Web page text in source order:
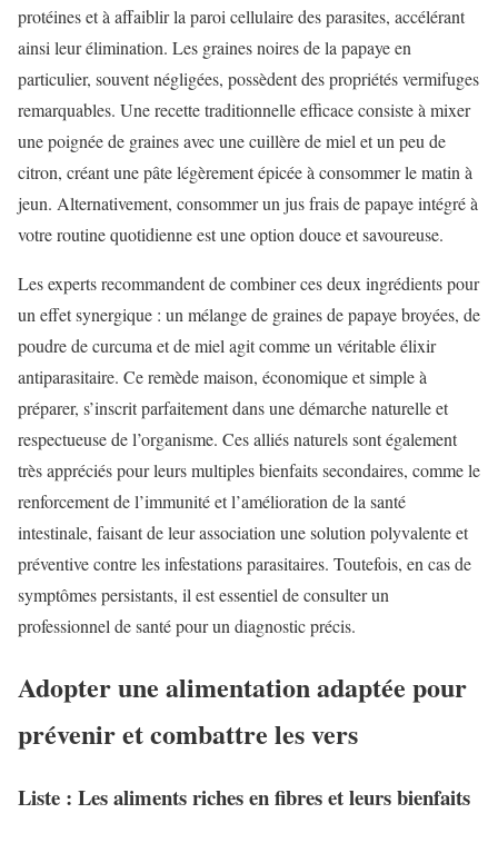
protéines et à affaiblir la paroi cellulaire des parasites, accélérant
ainsi leur élimination. Les graines noires de la papaye en
particulier, souvent négligées, possèdent des propriétés vermifuges
remarquables. Une recette traditionnelle efficace consiste à mixer
une poignée de graines avec une cuillère de miel et un peu de
citron, créant une pâte légèrement épicée à consommer le matin à
jeun. Alternativement, consommer un jus frais de papaye intégré à
votre routine quotidienne est une option douce et savoureuse.
Les experts recommandent de combiner ces deux ingrédients pour
un effet synergique : un mélange de graines de papaye broyées, de
poudre de curcuma et de miel agit comme un véritable élixir
antiparasitaire. Ce remède maison, économique et simple à
préparer, s’inscrit parfaitement dans une démarche naturelle et
respectueuse de l’organisme. Ces alliés naturels sont également
très appréciés pour leurs multiples bienfaits secondaires, comme le
renforcement de l’immunité et l’amélioration de la santé
intestinale, faisant de leur association une solution polyvalente et
préventive contre les infestations parasitaires. Toutefois, en cas de
symptômes persistants, il est essentiel de consulter un
professionnel de santé pour un diagnostic précis.
Adopter une alimentation adaptée pour
prévenir et combattre les vers
Liste : Les aliments riches en fibres et leurs bienfaits